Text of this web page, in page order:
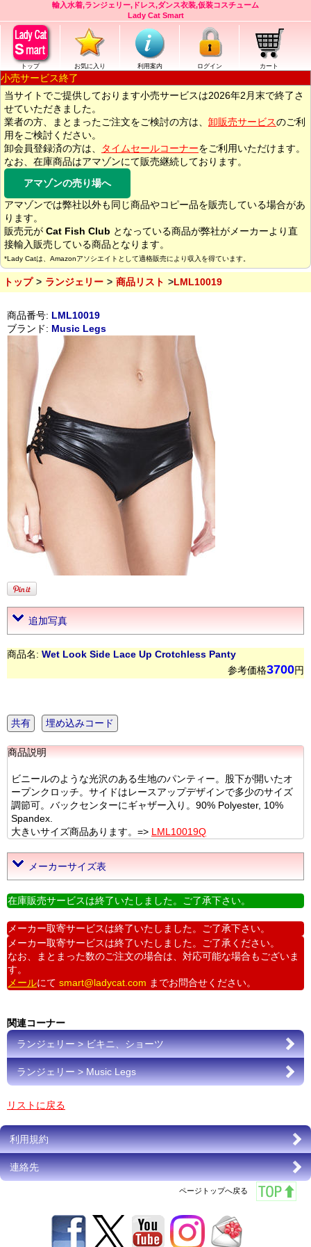
輸入水着,ランジェリー,ドレス,ダンス衣装,仮装コスチューム
Lady Cat Smart
トップ お気に入り 利用案内 ログイン カート
小売サービス終了
当サイトでご提供しております小売サービスは2026年2月末で終了さ
せていただきました。
業者の方、まとまったご注文をご検討の方は、 卸販売サービスのご利
用をご検討ください。
卸会員登録済の方は、
タイムセールコーナーをご利用いただけます。
なお、在庫商品はアマゾンにて販売継続しております。
アマゾンの売り場へ
アマゾンでは弊社以外も同じ商品やコピー品を販売している場合があ
ります。
販売元が Cat Fish Club となっている商品が弊社がメーカーより直
接輸入販売している商品となります。
*Lady Catは、Amazonアソシエイトとして適格販売により収入を得ています。
トップ ランジェリー 商品リスト LML10019
商品番号: LML10019
ブランド: Music Legs
追加写真
商品名: Wet Look Side Lace Up Crotchless Panty
参考価格3700円
共有 埋め込みコード
商品説明
ビニールのような光沢のある生地のパンティー。股下が開いたオ
ープンクロッチ。サイドはレースアップデザインで多少のサイズ
調節可。バックセンターにギャザー入り。90% Polyester, 10%
Spandex.
大きいサイズ商品あります。=> LML10019Q
メーカーサイズ表
在庫販売サービスは終了いたしました。ご了承下さい。
メーカー取寄サービスは終了いたしました。ご了承下さい。
メーカー取寄サービスは終了いたしました。ご了承ください。
なお、まとまった数のご注文の場合は、対応可能な場合もございま
す。
メールにて smart@ladycat.com までお問合せください。
関連コーナー
ランジェリー > ビキニ、ショーツ
ランジェリー > Music Legs
リストに戻る
利用規約
連絡先
ページトップへ戻る